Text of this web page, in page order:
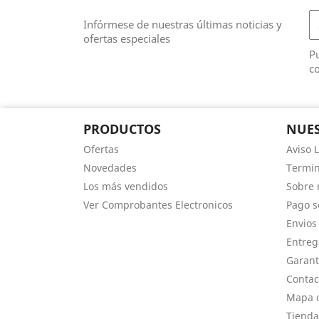
Infórmese de nuestras últimas noticias y
ofertas especiales
PRODUCTOS
Ofertas
Novedades
Los más vendidos
Ver Comprobantes Electronicos
Aviso
Sobre
Pago
Envios
Mapa